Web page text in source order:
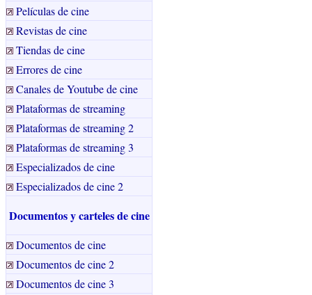
Películas de cine
Revistas de cine
Tiendas de cine
Errores de cine
Canales de Youtube de cine
Plataformas de streaming
Plataformas de streaming 2
Plataformas de streaming 3
Especializados de cine
Especializados de cine 2
Documentos y carteles de cine
Documentos de cine
Documentos de cine 2
Documentos de cine 3